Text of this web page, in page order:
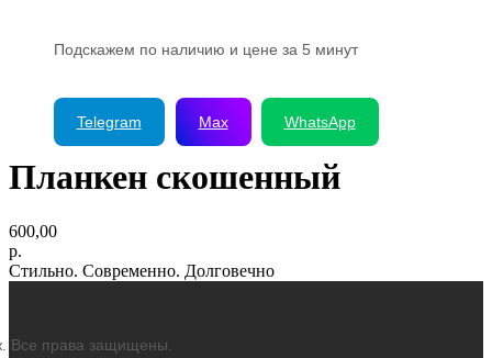
Планкен скошенный
600,00
р.
Стильно. Современно. Долговечно
Подскажем по наличию и цене за 5 минут
Telegram Max WhatsApp
Все права защищены.